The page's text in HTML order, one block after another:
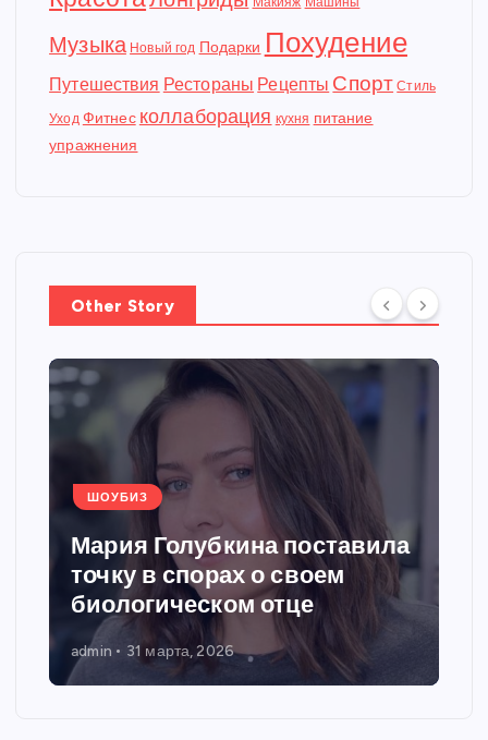
Музыка Новый год Подарки Похудение
Путешествия Рестораны Рецепты Спорт Стиль
Уход Фитнес коллаборация кухня питание
упражнения
Other Story
ШОУБИЗ
Мария Голубкина поставила
точку в спорах о своем
биологическом отце
admin 31 марта, 2026